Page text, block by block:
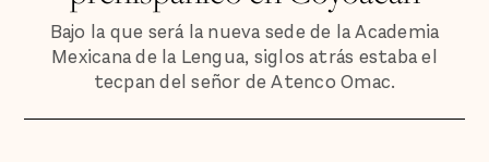
Bajo la que será la nueva sede de la Academia
Mexicana de la Lengua, siglos atrás estaba el
tecpan del señor de Atenco Omac.